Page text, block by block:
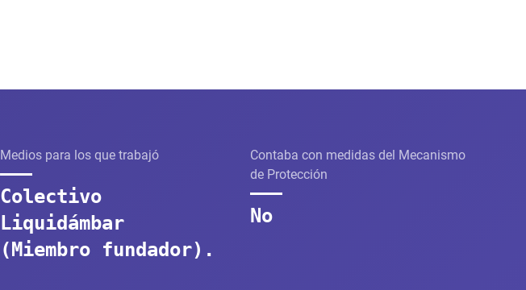
Medios para los que trabajó
Colectivo
Liquidámbar
(Miembro fundador).
Contaba con medidas del Mecanismo
de Protección
No